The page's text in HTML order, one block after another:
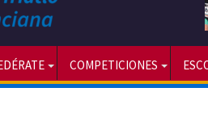
COMPETICIONES